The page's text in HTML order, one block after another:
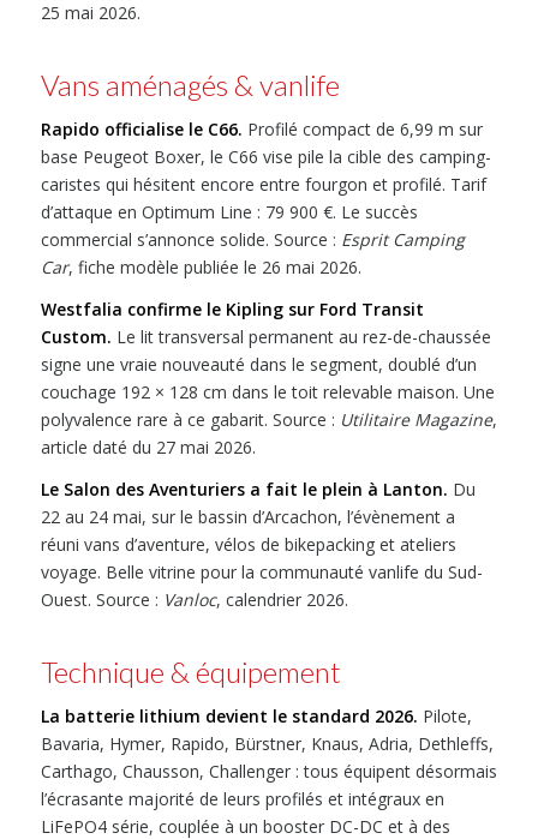
25 mai 2026.
Vans aménagés & vanlife
Rapido officialise le C66. Profilé compact de 6,99 m sur
base Peugeot Boxer, le C66 vise pile la cible des camping-
caristes qui hésitent encore entre fourgon et profilé. Tarif
d’attaque en Optimum Line : 79 900 €. Le succès
commercial s’annonce solide. Source : Esprit Camping
Car, fiche modèle publiée le 26 mai 2026.
Westfalia confirme le Kipling sur Ford Transit
Custom. Le lit transversal permanent au rez-de-chaussée
signe une vraie nouveauté dans le segment, doublé d’un
couchage 192 × 128 cm dans le toit relevable maison. Une
polyvalence rare à ce gabarit. Source : Utilitaire Magazine,
article daté du 27 mai 2026.
Le Salon des Aventuriers a fait le plein à Lanton. Du
22 au 24 mai, sur le bassin d’Arcachon, l’évènement a
réuni vans d’aventure, vélos de bikepacking et ateliers
voyage. Belle vitrine pour la communauté vanlife du Sud-
Ouest. Source : Vanloc, calendrier 2026.
Technique & équipement
La batterie lithium devient le standard 2026. Pilote,
Bavaria, Hymer, Rapido, Bürstner, Knaus, Adria, Dethleffs,
Carthago, Chausson, Challenger : tous équipent désormais
l’écrasante majorité de leurs profilés et intégraux en
LiFePO4 série, couplée à un booster DC-DC et à des